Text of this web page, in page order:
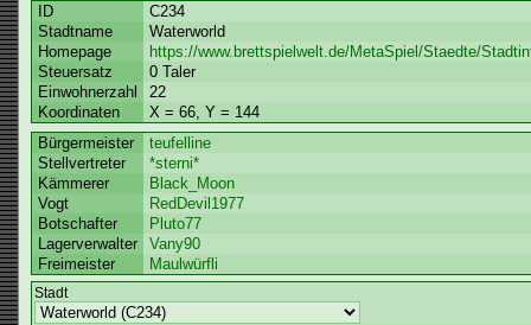
ID
C234
Stadtname
Waterworld
Homepage
https://www.brettspielwelt.de/MetaSpiel/Staedte/
Steuersatz
0 Taler
Einwohnerzahl
22
Koordinaten
X = 66, Y = 144
Bürgermeister
teufelline
Stellvertreter
*sterni*
Kämmerer
Black_Moon
Vogt
RedDevil1977
Botschafter
Pluto77
Lagerverwalter
Vany90
Freimeister
Maulwürfli
Stadt